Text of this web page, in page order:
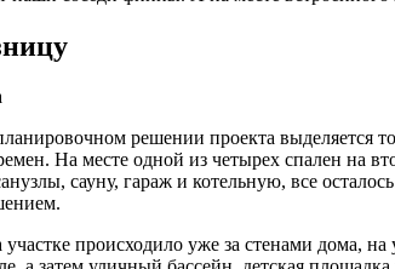
решении проекта
На месте одной из четырех спален на
сауну, гараж и котельную, все
происходило уже за стенами дома,